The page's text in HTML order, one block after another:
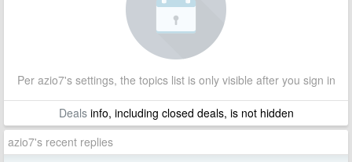
Per azio7's settings, the topics list is only visible after you sign in
Dealsinfo, including closed deals, is not hidden
azio7's recent replies